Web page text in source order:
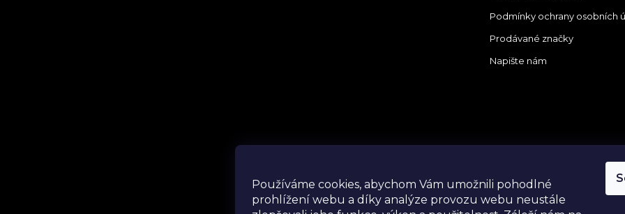
Používáme cookies, abychom Vám umožnili pohodlné
prohlížení webu a díky analýze provozu webu neustále
Podmínky ochrany osobních
Prodávané značky
Napište nám